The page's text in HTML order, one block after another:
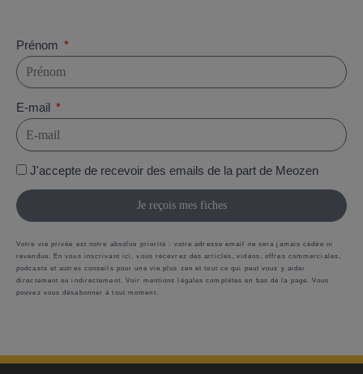
Prénom
E-mail
J'accepte de recevoir des emails de la part de Meozen
Je reçois mes fiches
Votre vie privée est notre absolue priorité : votre adresse email ne sera jamais cédée ni
revendue. En vous inscrivant ici, vous recevrez des articles, vidéos, offres commerciales,
podcasts et autres conseils pour une vie plus zen et tout ce qui peut vous y aider
directement ou indirectement. Voir mentions légales complètes en bas de la page. Vous
pouvez vous désabonner à tout moment.